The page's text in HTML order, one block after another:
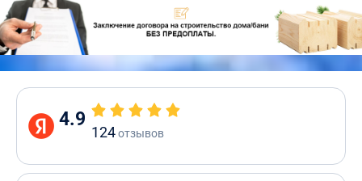
4.9
124отзывов